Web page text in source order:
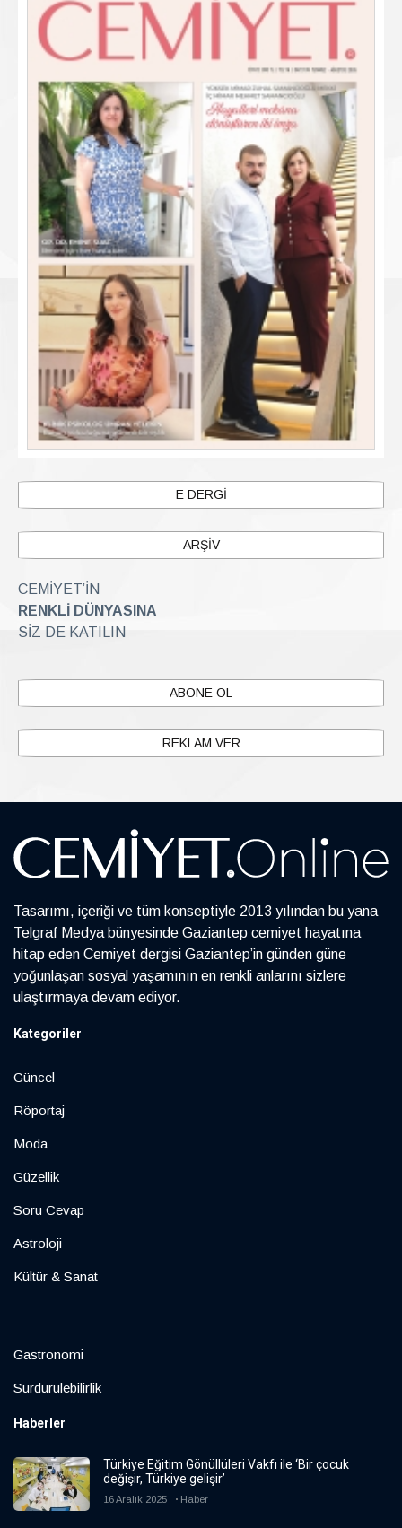
E DERGİ
ARŞİV
CEMİYET’İN
RENKLİ DÜNYASINA
SİZ DE KATILIN
ABONE OL
REKLAM VER
Tasarımı, içeriği ve tüm konseptiyle 2013 yılından bu yana
Telgraf Medya bünyesinde Gaziantep cemiyet hayatına
hitap eden Cemiyet dergisi Gaziantep’in günden güne
yoğunlaşan sosyal yaşamının en renkli anlarını sizlere
ulaştırmaya devam ediyor.
Kategoriler
Güncel
Röportaj
Moda
Güzellik
Soru Cevap
Astroloji
Kültür & Sanat
Gastronomi
Sürdürülebilirlik
Haberler
Türkiye Eğitim Gönüllüleri Vakfı ile ‘Bir çocuk
değişir, Türkiye gelişir’
16 Aralık 2025 Haber